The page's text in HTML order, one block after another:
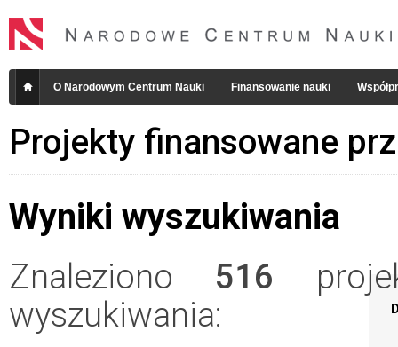
O Narodowym Centrum Nauki Finansowanie nauki
Projekty finansowane
Wyniki wyszukiwania
Znaleziono 516
wyszukiwania: